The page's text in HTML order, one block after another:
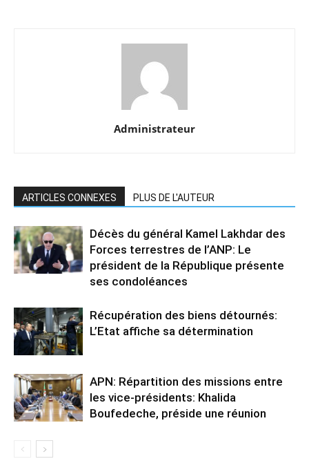
Administrateur
ARTICLES CONNEXES PLUS DE L'AUTEUR
Décès du général Kamel Lakhdar des
Forces terrestres de l’ANP: Le
président de la République présente
ses condoléances
Récupération des biens détournés:
L’Etat affiche sa détermination
APN: Répartition des missions entre
les vice-présidents: Khalida
Boufedeche, préside une réunion